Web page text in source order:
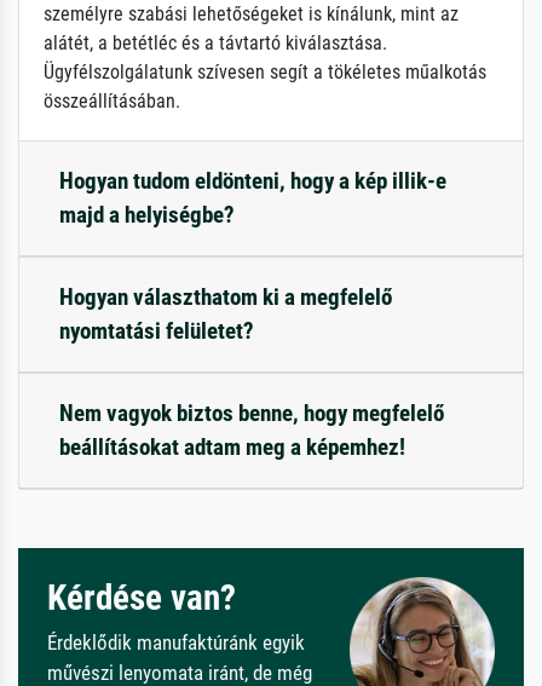
személyre szabási lehetőségeket is kínálunk, mint az
alátét, a betétléc és a távtartó kiválasztása.
Ügyfélszolgálatunk szívesen segít a tökéletes műalkotás
összeállításában.
Hogyan tudom eldönteni, hogy a kép illik-e
majd a helyiségbe?
Hogyan választhatom ki a megfelelő
nyomtatási felületet?
Nem vagyok biztos benne, hogy megfelelő
beállításokat adtam meg a képemhez!
Kérdése van?
Érdeklődik manufaktúránk egyik
művészi lenyomata iránt, de még